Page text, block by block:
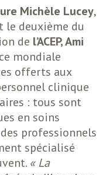
Michèle Lucey,
le deuxième du
de l’ACEP, Ami
mondiale
offerts aux
clinique
: tous sont
en soins
professionnels
spécialisé
« La